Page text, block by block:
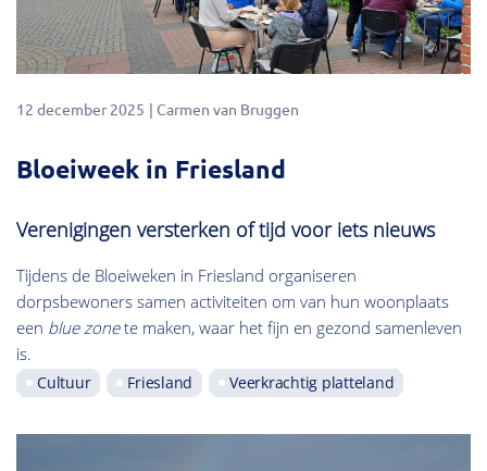
12 december 2025 Carmen van Bruggen
Bloeiweek in Friesland
Verenigingen versterken of tijd voor iets nieuws
Tijdens de Bloeiweken in Friesland organiseren
dorpsbewoners samen activiteiten om van hun woonplaats
een blue zonete maken, waar het fijn en gezond samenleven
is.
Cultuur Friesland Veerkrachtig platteland